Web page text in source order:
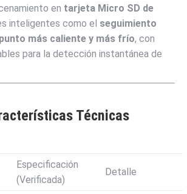
en tarjeta Micro SD de
inteligentes como el seguimiento
más caliente y más frío, con
para la detección instantánea de
Técnicas
Especificación
(Verificada)
Detalle